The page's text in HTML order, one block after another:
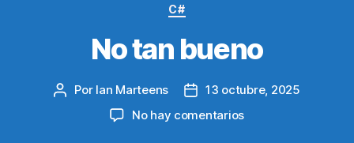
Categorías
C#
No tan bueno
Autor
Por Ian Marteens
Fecha13 octubre, 2025
No hay comentariosen